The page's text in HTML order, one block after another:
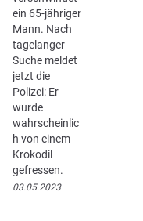
ein 65-jähriger
Mann. Nach
tagelanger
Suche meldet
jetzt die
Polizei: Er
wurde
wahrscheinlic
h von einem
Krokodil
gefressen.
03.05.2023